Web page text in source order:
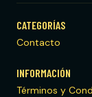
CATEGORÍAS
Contacto
INFORMACIÓN
Términos y